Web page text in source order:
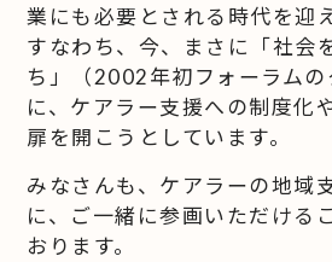
業にも必要とされる時代を迎
すなわち、今、まさに「社会
ち」（2002年初フォーラムの
に、ケアラー支援への制度化
扉を開こうとしています。
みなさんも、ケアラーの地域
に、ご一緒に参画いただける
おります。